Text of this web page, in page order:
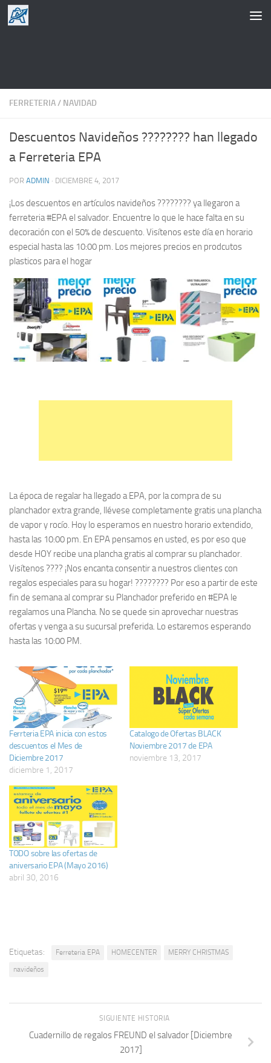
Saltar al contenido
FERRETERIA/ NAVIDAD
Descuentos Navideños ???????? han llegado
a Ferreteria EPA
POR ADMIN · DICIEMBRE 4, 2017
¡Los descuentos en artículos navideños ???????? ya llegaron a
ferreteria #EPA el salvador. Encuentre lo que le hace falta en su
decoración con el 50% de descuento. Visítenos este día en horario
especial hasta las 10:00 pm. Los mejores precios en prodcutos
plasticos para el hogar
La época de regalar ha llegado a EPA, por la compra de su
planchador extra grande, llévese completamente gratis una plancha
de vapor y rocío. Hoy lo esperamos en nuestro horario extendido,
hasta las 10:00 pm. En EPA pensamos en usted, es por eso que
desde HOY recibe una plancha gratis al comprar su planchador.
Visítenos ???? ¡Nos encanta consentir a nuestros clientes con
regalos especiales para su hogar! ???????? Por eso a partir de este
fin de semana al comprar su Planchador preferido en #EPA le
regalamos una Plancha. No se quede sin aprovechar nuestras
ofertas y venga a su sucursal preferida. Lo estaremos esperando
hasta las 10:00 PM.
Ferrteria EPA inicia con estos
descuentos el Mes de
Diciembre 2017
diciembre 1, 2017
Catalogo de Ofertas BLACK
Noviembre 2017 de EPA
noviembre 13, 2017
TODO sobre las ofertas de
aniversario EPA (Mayo 2016)
abril 30, 2016
Etiquetas: Ferreteria EPA HOMECENTER
MERRY CHRISTMAS
navideños
SIGUIENTE HISTORIA
Cuadernillo de regalos FREUND el salvador [Diciembre
2017]